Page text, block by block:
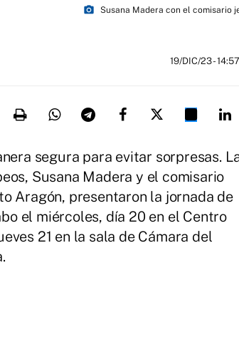
photo_camera Susana Madera con el comisario
19/DIC/23- 14:57
segura para evitar sorpresas.
Susana Madera y el comisario
Aragón, presentaron la jornada de
el miércoles, día 20 en el Centro
21 en la sala de Cámara del